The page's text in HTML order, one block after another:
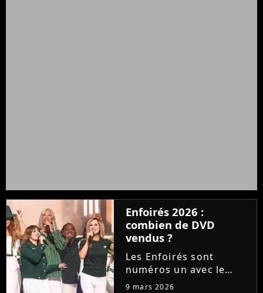
Enfoirés 2026 :
combien de DVD
vendus ?
Les Enfoirés sont
numéros un avec le
double CD de leur
9 mars 2026